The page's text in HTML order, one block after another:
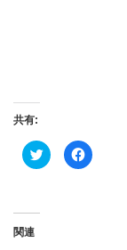
共有:
ク
リ
Facebook
で
関連